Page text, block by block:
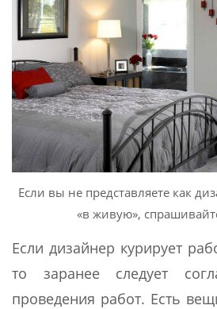
Если вы не представляете как
«в живую»,
Если дизайнер курирует
то заранее следует
проведения работ. Есть